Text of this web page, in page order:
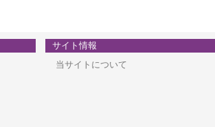
サイト情報
当サイトについて